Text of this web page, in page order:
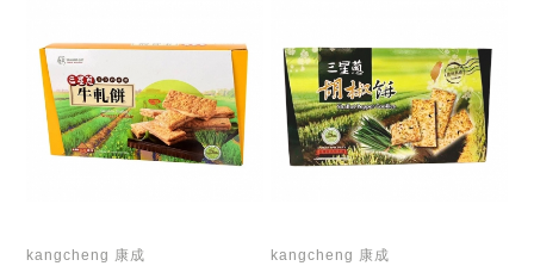
kangcheng 康成 kangcheng 康成